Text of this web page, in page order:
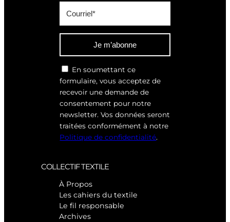
Je m’abonne
En soumettant ce
formulaire, vous acceptez de
recevoir une demande de
consentement pour notre
newsletter. Vos données seront
traitées conformément à notre
Politique de confidentialité.
COLLECTIF TEXTILE
À Propos
Les cahiers du textile
Le fil responsable
Archives